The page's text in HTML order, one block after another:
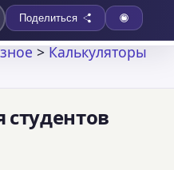
Поделиться
>Калькуляторы
студентов